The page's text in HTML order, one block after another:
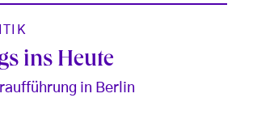
ins Heute
in Berlin